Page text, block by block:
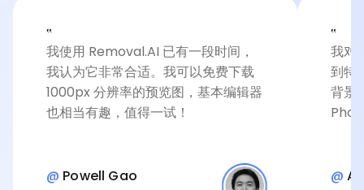
‟
我使用 Removal.AI 已有一段时间，
我认为它非常合适。我可以免费下载
1000px 分辨率的预览图，基本编辑器
也相当有趣，值得一试！
@ Powell Gao
‟
我对
到特
背景
@